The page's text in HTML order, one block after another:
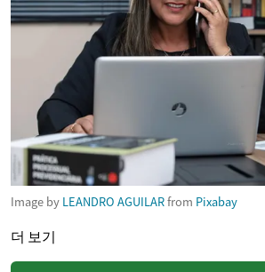
Image by LEANDRO AGUILARfrom Pixabay
더 보기